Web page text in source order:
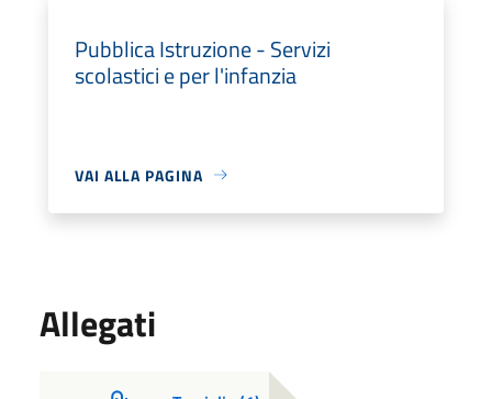
Pubblica Istruzione - Servizi
scolastici e per l'infanzia
VAI ALLA PAGINA
Allegati